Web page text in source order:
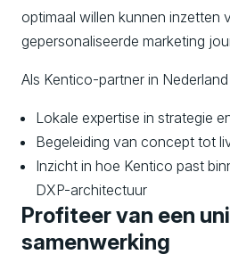
optimaal willen kunnen inzetten
gepersonaliseerde marketing
Als Kentico-partner in
Lokale expertise in strategie
Begeleiding van concept tot
Inzicht in hoe Kentico past
DXP-architectuur
Profiteer van een
samenwerking